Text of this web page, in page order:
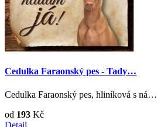
Cedulka Faraonský pes - Tady…
Cedulka Faraonský pes, hliníková s ná…
od 193 Kč
Detail